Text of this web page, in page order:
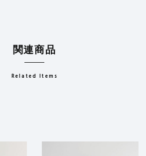
関連商品
Related Items